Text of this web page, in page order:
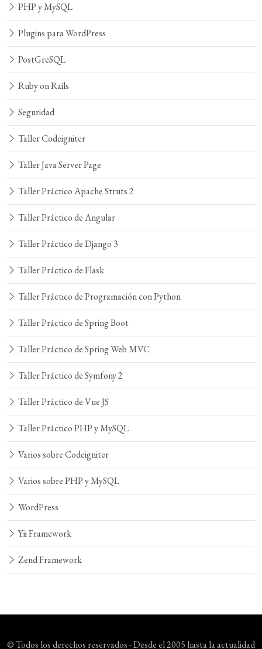
PHP y MySQL
Plugins para WordPress
PostGreSQL
Ruby on Rails
Seguridad
Taller Codeigniter
Taller Java Server Page
Taller Práctico Apache Struts 2
Taller Práctico de Angular
Taller Práctico de Django 3
Taller Práctico de Flask
Taller Práctico de Programación con Python
Taller Práctico de Spring Boot
Taller Práctico de Spring Web MVC
Taller Práctico de Symfony 2
Taller Práctico de Vue JS
Taller Práctico PHP y MySQL
Varios sobre Codeigniter
Varios sobre PHP y MySQL
WordPress
Yii Framework
Zend Framework
© Todos los derechos reservados - Desde el 2005 hasta la actualidad